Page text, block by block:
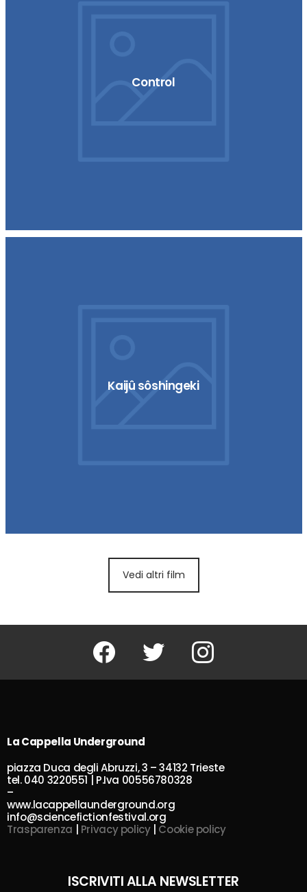
Control
Kaijû sôshingeki
Vedi altri film
Facebook Twitter Instagram
La Cappella Underground
piazza Duca degli Abruzzi, 3 – 34132 Trieste
tel. 040 3220551 | P.Iva 00556780328
–
www.lacappellaunderground.org
info@sciencefictionfestival.org
Trasparenza | Privacy policy| Cookie policy
ISCRIVITI ALLA NEWSLETTER